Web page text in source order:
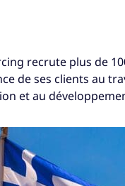
recrute plus de
de ses clients au
et au